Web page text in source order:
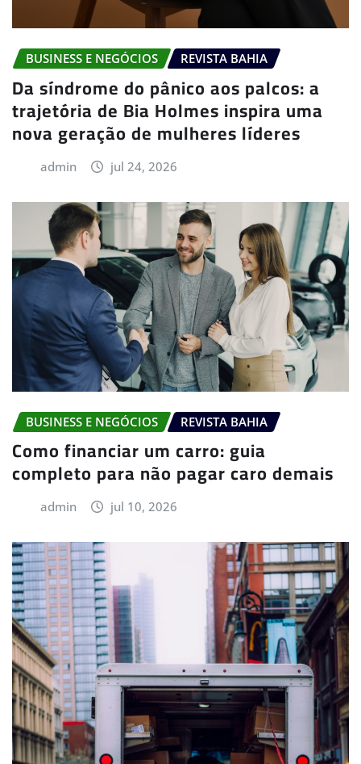
BUSINESS E NEGÓCIOS REVISTA BAHIA
Da síndrome do pânico aos palcos: a
trajetória de Bia Holmes inspira uma
nova geração de mulheres líderes
admin jul 24, 2026
BUSINESS E NEGÓCIOS REVISTA BAHIA
Como financiar um carro: guia
completo para não pagar caro demais
admin jul 10, 2026